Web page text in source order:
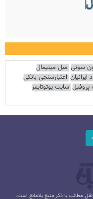
سونی مبل مینیمال
اعتبارسنجی بانکی
سایت یوتوتایمز
مطالب با ذکر منبع بلامانع است.